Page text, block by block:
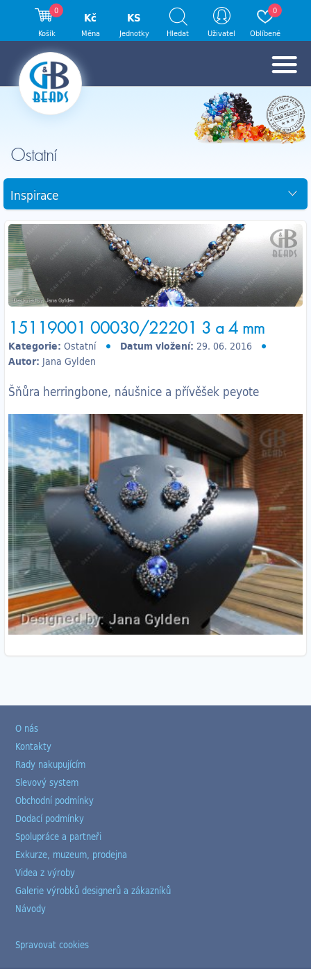
Ostatní
Inspirace
15119001 00030/22201 3 a 4 mm
Kategorie: Ostatní Datum vložení: 29. 06. 2016
Autor: Jana Gylden
Šňůra herringbone, náušnice a přívěšek peyote
0
Košík
Kč
Měna
KS
Jednotky Hledat Uživatel
0
Oblíbené
O nás
Kontakty
Rady nakupujícím
Slevový system
Obchodní podmínky
Dodací podmínky
Spolupráce a partneři
Exkurze, muzeum, prodejna
Videa z výroby
Galerie výrobků designerů a zákazníků
Návody
Spravovat cookies